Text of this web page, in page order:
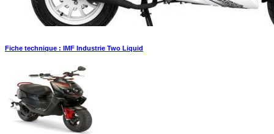
Fiche technique : IMF Industrie Two Liquid